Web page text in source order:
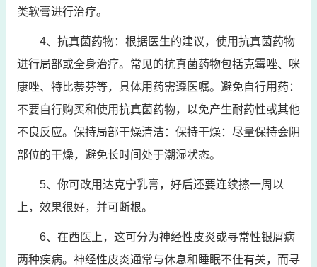
类软膏进行治疗。
4、抗真菌药物：根据医生的建议，使用抗真菌药物
进行局部或全身治疗。常见的抗真菌药物包括克霉唑、咪
康唑、特比萘芬等，具体用药需遵医嘱。避免自行用药：
不要自行购买和使用抗真菌药物，以免产生耐药性或其他
不良反应。保持局部干燥清洁：保持干燥：尽量保持会阴
部位的干燥，避免长时间处于潮湿状态。
5、你可改用达克宁乳膏，好后还要连续擦一周以
上，效果很好，并可断根。
6、在西医上，这可分为神经性皮炎或寻常性银屑病
两种疾病。神经性皮炎通常与休息和睡眠不佳有关，而寻